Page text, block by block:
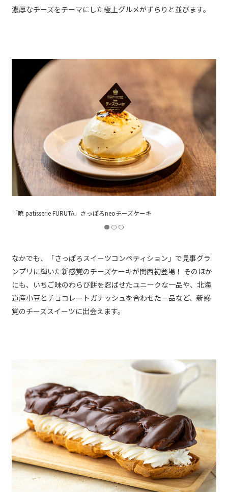
濃厚なチーズをテーマにした極上グルメがずらりと並びます。
「パティスリー ブリスブリス」とろけるブリュレのneoチーズケーキ
なかでも、「さっぽろスイーツコンペティション」で見事グラ
ンプリに輝いた新感覚のチーズケーキが関西初登場！ そのほか
にも、いちご味のわらび餅を忍ばせたユニークな一品や、北海
道産小豆とチョコレートガナッシュを合わせた一品など、新感
覚のチーズスイーツに出会えます。